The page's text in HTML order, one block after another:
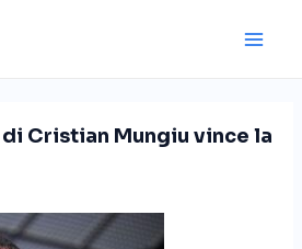
di Cristian Mungiu vince la